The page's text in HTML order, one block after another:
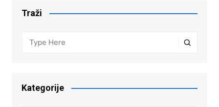
Traži
Kategorije